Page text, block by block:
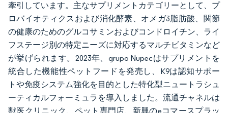
牽引しています。主なサプリメントカテゴリーとして、プ
ロバイオティクスおよび消化酵素、オメガ3脂肪酸、関節
の健康のためのグルコサミンおよびコンドロイチン、ライ
フステージ別の特定ニーズに対応するマルチビタミンなど
が挙げられます。2023年、grupo Nupecはサプリメントを
統合した機能性ペットフードを発売し、K9は認知サポー
トや免疫システム強化を目的とした特化型ニュートラシュ
ーティカルフォーミュラを導入しました。流通チャネルは
獣医クリニック、ペット専門店、新興のeコマースプラッ